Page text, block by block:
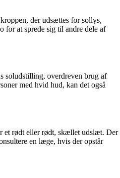
der udsættes for sollys,
for at sprede sig til andre dele af
soludstilling, overdreven brug af
med hvid hud, kan det også
et rødt eller rødt, skællet udslæt. Der
en læge, hvis der opstår